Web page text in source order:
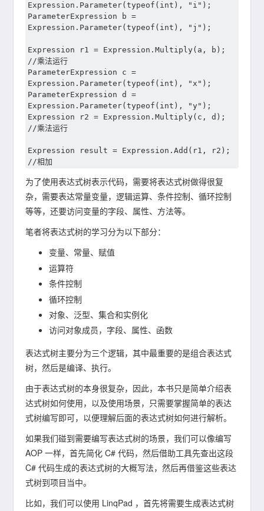
Expression.Parameter(typeof(int), "i");
ParameterExpression b =
Expression.Parameter(typeof(int), "j");
Expression r1 = Expression.Multiply(a, b);
//乘法运行
ParameterExpression c =
Expression.Parameter(typeof(int), "x");
ParameterExpression d =
Expression.Parameter(typeof(int), "y");
Expression r2 = Expression.Multiply(c, d);
//乘法运行
Expression result = Expression.Add(r1, r2);
为了使用表达式树表示代码，需要将表达式树做得很复
杂，需要表达常量变量，逻辑运算、条件控制、循环控制
等等，还要访问变量的字段、属性、方法等。
笔者将表达式树的学习分为以下部分：
变量、常量、赋值
运算符
条件控制
循环控制
对象、泛型、集合和实例化
访问对象成员，字段、属性、函数
表达式树主要分为三个逻辑，其中最重要的是组合表达式
树，然后是编译、执行。
由于表达式树的本身很复杂，因此，本书只是简单介绍表
达式树如何使用，以及使用场景，只需要掌握简单的表达
式树编写即可，以便理解后面的表达式树如何进行解析。
如果我们碰到需要编写表达式树的场景，我们可以像编写
AOP 一样，首先简化 C# 代码，然后借助工具先查出这段
C# 代码生成的表达式树的大概写法，然后再借鉴这些表达
式树到项目当中。
比如，我们可以使用 LinqPad ，首先将需要生成表达式树